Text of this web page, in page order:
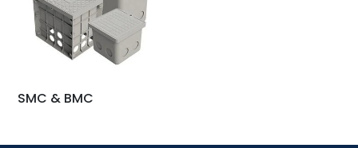
SMC & BMC